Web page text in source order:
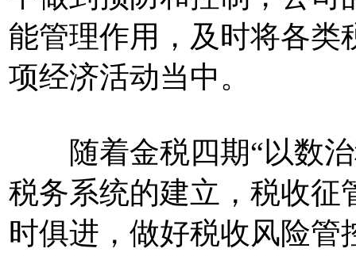
能管理作用，及时将各类
项经济活动当中。
随着金税四期“以数治
税务系统的建立，税收征
时俱进，做好税收风险管